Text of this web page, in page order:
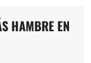
HAMBRE EN